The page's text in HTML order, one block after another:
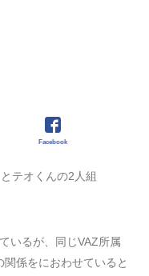
Facebook
テオくんの2人組
いるが、同じVAZ所属
係をにおわせていると